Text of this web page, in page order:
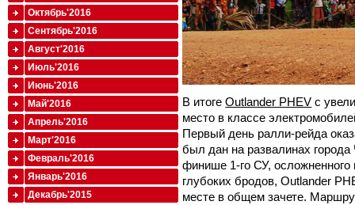
В итогеOutlander PHEV с
место в классе
Первый день ралли-рейда
был дан на развалинах
финише 1-го СУ,
глубоких бродов, Outlander
месте в общем зачете.
Октябрь'2016
Сентябрь'2016
Август'2016
Июль'2016
Июнь'2016
Май'2016
Апрель'2016
Март'2016
Февраль'2016
Январь'2016
Декабрь'2015